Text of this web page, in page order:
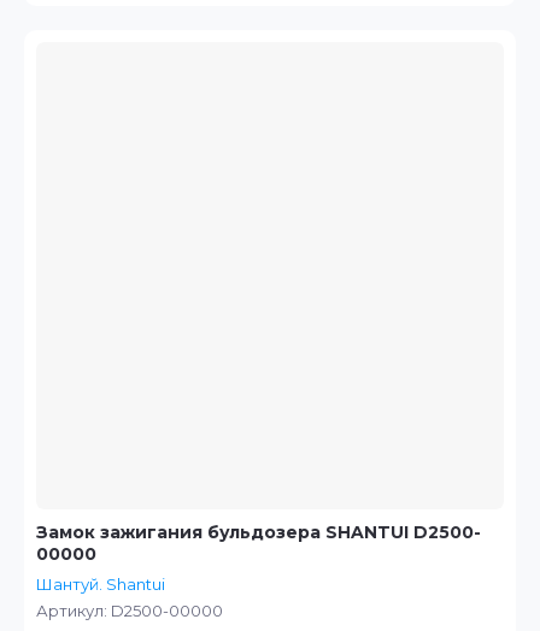
Замок зажигания бульдозера SHANTUI D2500-
00000
Шантуй. Shantui
Артикул: D2500-00000